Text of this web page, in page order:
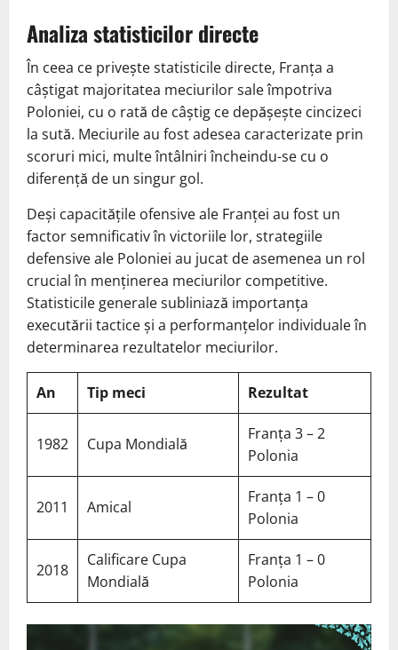
Analiza statisticilor directe
În ceea ce privește statisticile directe, Franța a
câștigat majoritatea meciurilor sale împotriva
Poloniei, cu o rată de câștig ce depășește cincizeci
la sută. Meciurile au fost adesea caracterizate prin
scoruri mici, multe întâlniri încheindu-se cu o
diferență de un singur gol.
Deși capacitățile ofensive ale Franței au fost un
factor semnificativ în victoriile lor, strategiile
defensive ale Poloniei au jucat de asemenea un rol
crucial în menținerea meciurilor competitive.
Statisticile generale subliniază importanța
executării tactice și a performanțelor individuale în
determinarea rezultatelor meciurilor.
An Tip meci Rezultat
1982 Cupa Mondială
Franța 3 – 2
Polonia
2011 Amical
Franța 1 – 0
Polonia
2018
Calificare Cupa
Mondială
Franța 1 – 0
Polonia